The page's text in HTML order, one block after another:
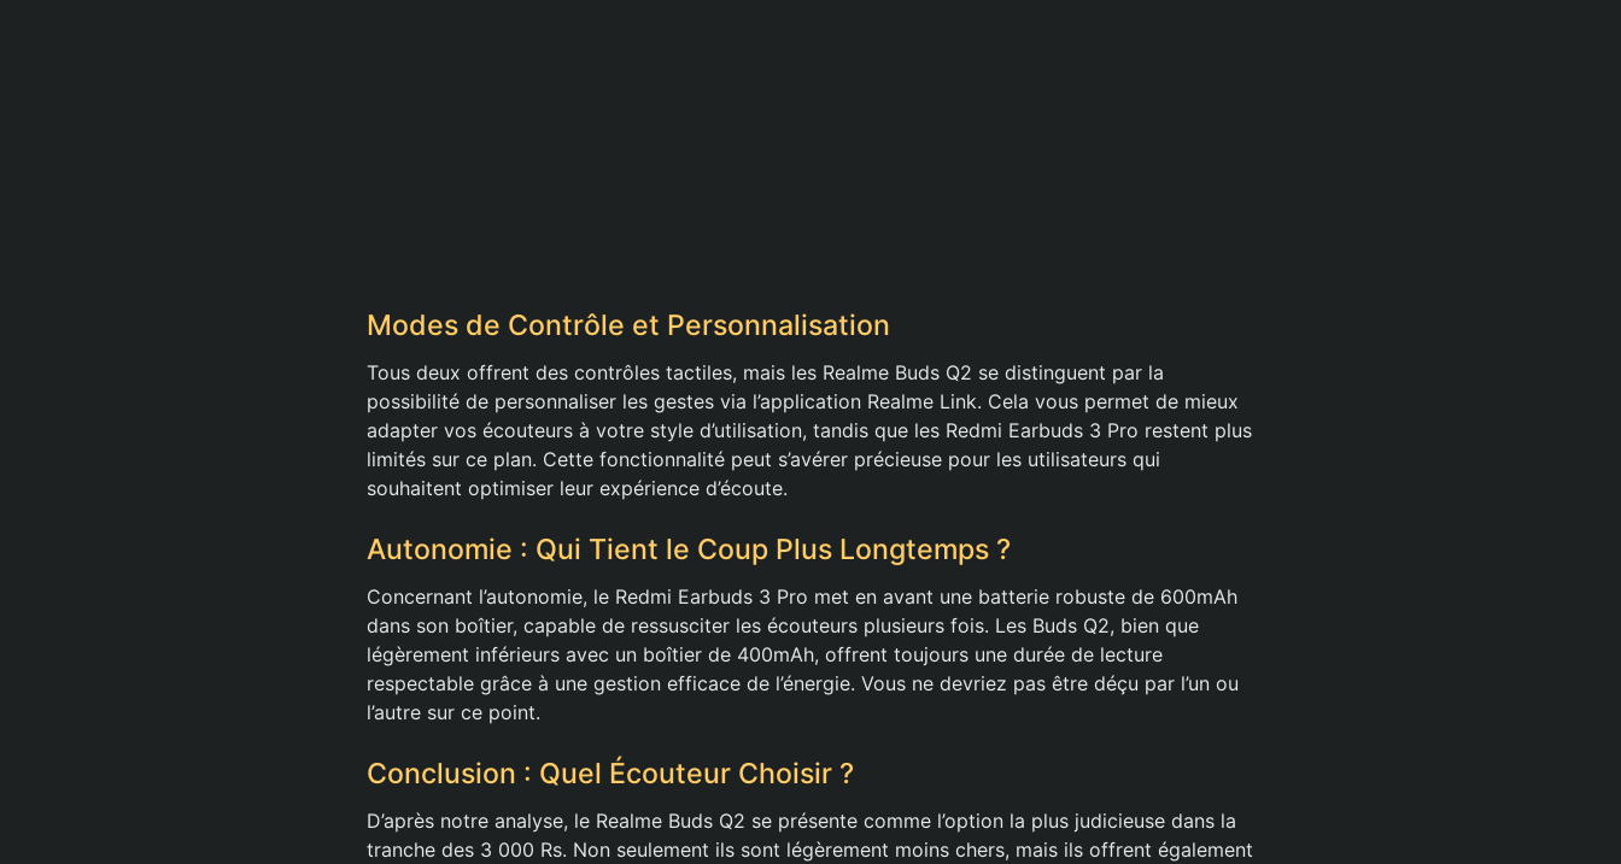
Modes de Contrôle et Personnalisation
Tous deux offrent des contrôles tactiles, mais les Realme Buds Q2 se distinguent par la
possibilité de personnaliser les gestes via l’application Realme Link. Cela vous permet de mieux
adapter vos écouteurs à votre style d’utilisation, tandis que les Redmi Earbuds 3 Pro restent plus
limités sur ce plan. Cette fonctionnalité peut s’avérer précieuse pour les utilisateurs qui
souhaitent optimiser leur expérience d’écoute.
Autonomie : Qui Tient le Coup Plus Longtemps ?
Concernant l’autonomie, le Redmi Earbuds 3 Pro met en avant une batterie robuste de 600mAh
dans son boîtier, capable de ressusciter les écouteurs plusieurs fois. Les Buds Q2, bien que
légèrement inférieurs avec un boîtier de 400mAh, offrent toujours une durée de lecture
respectable grâce à une gestion efficace de l’énergie. Vous ne devriez pas être déçu par l’un ou
l’autre sur ce point.
Conclusion : Quel Écouteur Choisir ?
D’après notre analyse, le Realme Buds Q2 se présente comme l’option la plus judicieuse dans la
tranche des 3 000 Rs. Non seulement ils sont légèrement moins chers, mais ils offrent également